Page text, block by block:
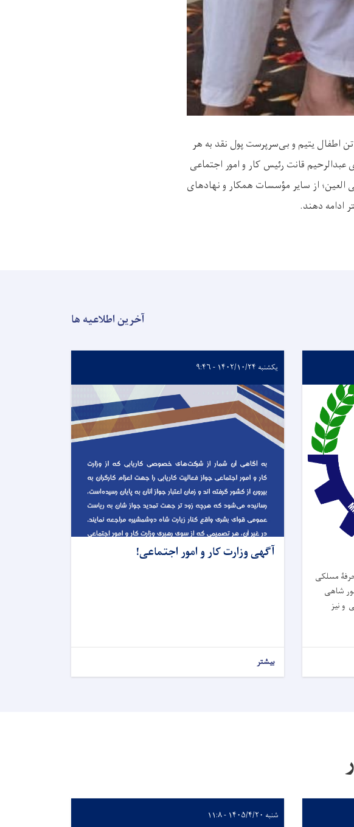
به اساس تلاش و هم‌آهنگی ریاست کار و امور اجتماعی ولایت بلخ؛ به ۷۷۰ تن اطفال یتیم و بی‌سرپرست پول نقد به هر
الحاج مولوی عبدالرحیم قانت رئیس کار و امور اجتماعی
از سایر مؤسسات همکار و نهادهای
ادامه دهند.
آخرین اطلاعیه ها
و امور اجتماعی در نظر دارد تا در ۲۳ حرفۀ مسلکی
کشور شاهی
و نیز
یکشنبه ۱۴۰۲/۱۰/۲۴ - ۹:۴۶
آگهی وزارت کار و امور اجتماعی!
بیشتر
شنبه ۱۴۰۵/۴/۲۰ - ۱۱:۸